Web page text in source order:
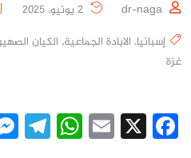
dr-naga
إسبانيا, الابادة الجماعية, الكيان
غزة
Facebook
X
Email